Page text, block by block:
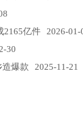
2165亿件 2026-01-
30
造爆款 2025-11-21